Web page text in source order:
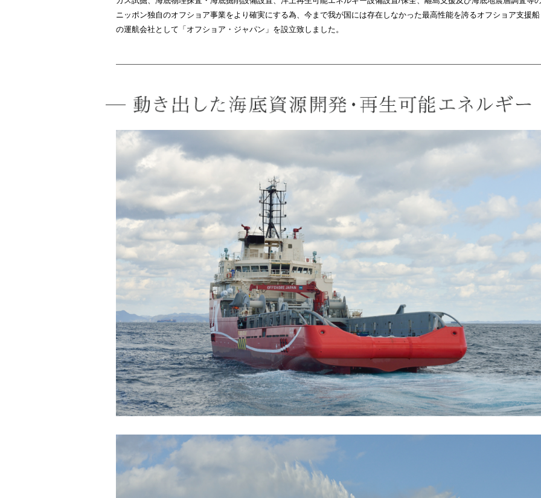
ニッポン独自のオフショア事業をより確実にする為、今まで我が国には存在しなかった最高性能を誇るオフショア支援船
の運航会社として「オフショア・ジャパン」を設立致しました。